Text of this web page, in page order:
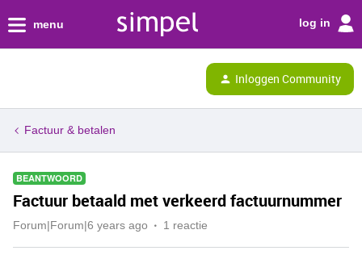
menu log in
Inloggen Community
Factuur & betalen
BEANTWOORD
Factuur betaald met verkeerd factuurnummer
Forum|Forum|6 years ago 1 reactie